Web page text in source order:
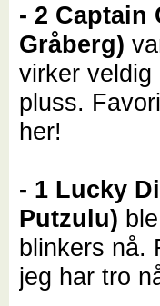
- 2 Captain
Gråberg)
virker
pluss.
her!
- 1 Lucky
Putzulu)
blinkers nå.
jeg har tro